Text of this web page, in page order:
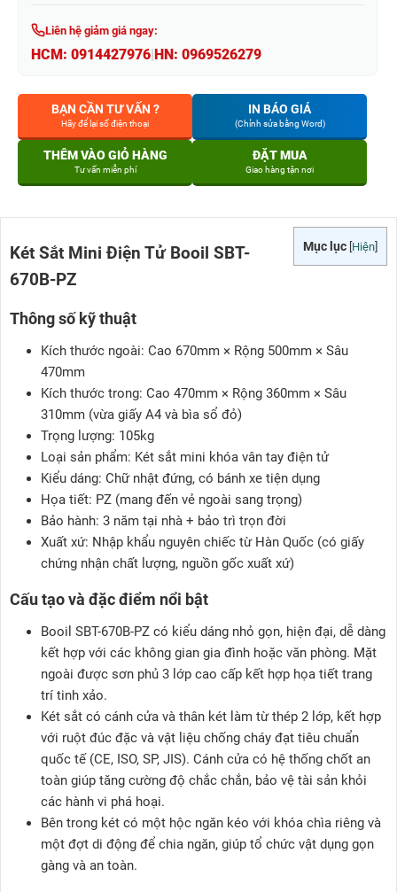
Liên hệ giảm giá ngay:
HCM: 0914427976 HN: 0969526279
BẠN CẦN TƯ VẤN ?
Hãy để lại số điện thoại
IN BÁO GIÁ
(Chỉnh sửa bằng Word)
THÊM VÀO GIỎ HÀNG
Tư vấn miễn phí
ĐẶT MUA
Giao hàng tận nơi
Mục lục Hiện
Két Sắt Mini Điện Tử Booil SBT-
670B-PZ
Thông số kỹ thuật
Kích thước ngoài: Cao 670mm × Rộng 500mm × Sâu
470mm
Kích thước trong: Cao 470mm × Rộng 360mm × Sâu
310mm (vừa giấy A4 và bìa sổ đỏ)
Trọng lượng: 105kg
Loại sản phẩm: Két sắt mini khóa vân tay điện tử
Kiểu dáng: Chữ nhật đứng, có bánh xe tiện dụng
Họa tiết: PZ (mang đến vẻ ngoài sang trọng)
Bảo hành: 3 năm tại nhà + bảo trì trọn đời
Xuất xứ: Nhập khẩu nguyên chiếc từ Hàn Quốc (có giấy
chứng nhận chất lượng, nguồn gốc xuất xứ)
Cấu tạo và đặc điểm nổi bật
Booil SBT-670B-PZ có kiểu dáng nhỏ gọn, hiện đại, dễ dàng
kết hợp với các không gian gia đình hoặc văn phòng. Mặt
ngoài được sơn phủ 3 lớp cao cấp kết hợp họa tiết trang
trí tinh xảo.
Két sắt có cánh cửa và thân két làm từ thép 2 lớp, kết hợp
với ruột đúc đặc và vật liệu chống cháy đạt tiêu chuẩn
quốc tế (CE, ISO, SP, JIS). Cánh cửa có hệ thống chốt an
toàn giúp tăng cường độ chắc chắn, bảo vệ tài sản khỏi
các hành vi phá hoại.
Bên trong két có một hộc ngăn kéo với khóa chìa riêng và
một đợt di động để chia ngăn, giúp tổ chức vật dụng gọn
gàng và an toàn.